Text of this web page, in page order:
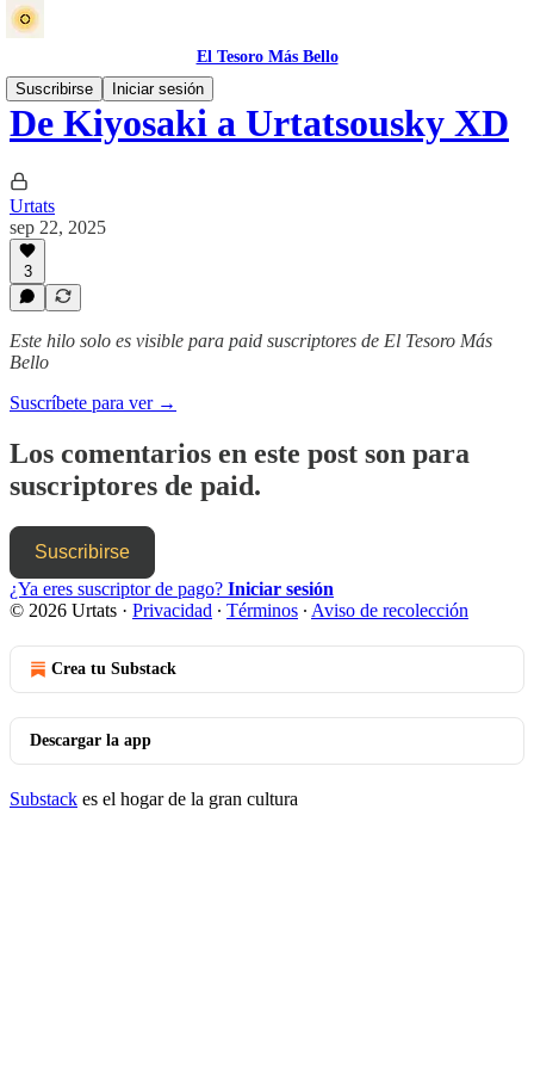
El Tesoro Más Bello
Suscribirse
Iniciar sesión
De Kiyosaki a Urtatsousky XD
Urtats
sep 22, 2025
3
Este hilo solo es visible para paid suscriptores de El Tesoro Más
Bello
Suscríbete para ver →
Los comentarios en este post son para
suscriptores de paid.
Suscribirse
¿Ya eres suscriptor de pago? Iniciar sesión
© 2026 Urtats · Privacidad ∙ Términos ∙ Aviso de recolección
Crea tu Substack
Descargar la app
Substack es el hogar de la gran cultura